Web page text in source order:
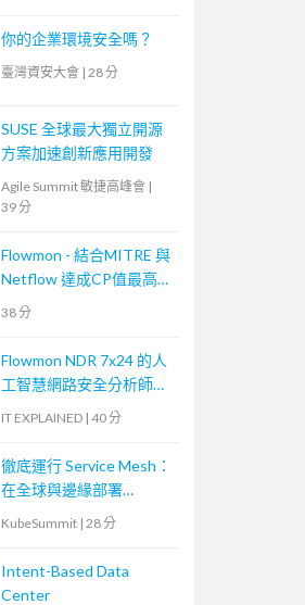
你的企業環境安全嗎？
臺灣資安大會 | 28 分
SUSE 全球最大獨立開源
方案加速創新應用開發
Agile Summit 敏捷高峰會 |
39 分
Flowmon - 結合MITRE 與
Netflow 達成CP值最高的
資安事件應變手段
38 分
Flowmon NDR 7x24 的人
工智慧網路安全分析師如
何快速掌握網路偵測與回
IT EXPLAINED | 40 分
徹底運行 Service Mesh：
在全球與邊緣部署
KubeSummit | 28 分
Intent-Based Data
Center